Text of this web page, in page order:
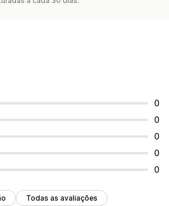
0
0
0
0
0
Todas as avaliações